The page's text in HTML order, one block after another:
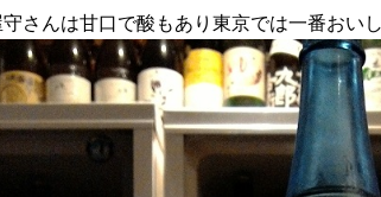
守さんは甘口で酸もあり東京では一番おいし